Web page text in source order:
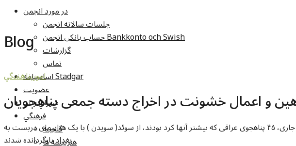
در مورد انجمن
جلسات سالانه انجمن
حساب بانکی انجمن Bankkonto och Swish
گزارشات
تماس
اساسنامه Stadgar
عضویت
شوراي زنان
فرهنگي
گنجينه
هنرپيشه ها
Blog
امورپناهندگي
و اعمال خشونت در اخراج دسته جمعی پناهجویان
در فوریه ی( فبروري ) سال جاری، ۴۵ پناهجوی عراقی که بیشتر آنها کرد بودند، از سوئد( سويدن ) با یک هواپیمای دربست به
بغداد بازگردانده شدند